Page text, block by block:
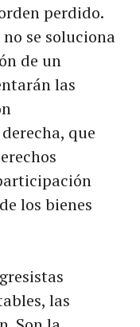
perdido.
se soluciona
de un
las
que
los bienes
las